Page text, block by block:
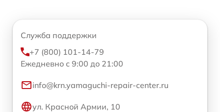
Служба поддержки
+7 (800) 101-14-79
Ежедневно с 9:00 до 21:00
info@krn.yamaguchi-repair-center.ru
ул. Красной Армии, 10